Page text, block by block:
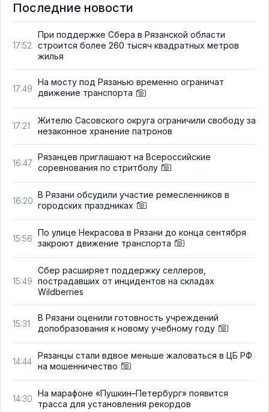
Последние новости
17:52
При поддержке Сбера в Рязанской области
строится более 260 тысяч квадратных метров
жилья
17:49
На мосту под Рязанью временно ограничат
движение транспорта
17:21
Жителю Сасовского округа ограничили свободу за
незаконное хранение патронов
16:47
Рязанцев приглашают на Всероссийские
соревнования по стритболу
16:20
В Рязани обсудили участие ремесленников в
городских праздниках
15:56
По улице Некрасова в Рязани до конца сентября
закроют движение транспорта
15:49
Сбер расширяет поддержку селлеров,
пострадавших от инцидентов на складах
Wildberries
15:31
В Рязани оценили готовность учреждений
допобразования к новому учебному году
14:44
Рязанцы стали вдвое меньше жаловаться в ЦБ РФ
на мошенничество
14:30
На марафоне «Пушкин–Петербург» появится
трасса для установления рекордов